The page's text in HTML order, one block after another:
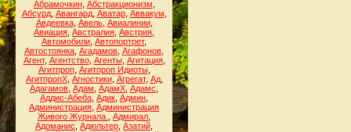
Абрамочкин, Абстракционизм
Абсурд, Авангард, Аватар, Аввакум
Авдеевка, Авель, Авиалинии,
Авиация Австралия Австрия
Автомобили Автопортрет,
Автостоянка Агадамов Агафонов
Агент, Агентство, Агенты, Агитация,
Агитпроп, Агитпроп Идиоты,
АгитпропХ, Агностики, Агрегат, Ад,
Адагамов Адам АдамХ Адамс
Аддис-Абеба Адик Админ
Администрация Администрация
Живого Журнала.
Адмирал
Адоманис Адюльтер Азатий